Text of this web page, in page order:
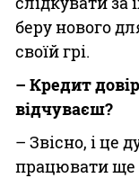
беру нового
своїй грі.
– Кредит
відчуваєш?
– Звісно, і це
працювати ще